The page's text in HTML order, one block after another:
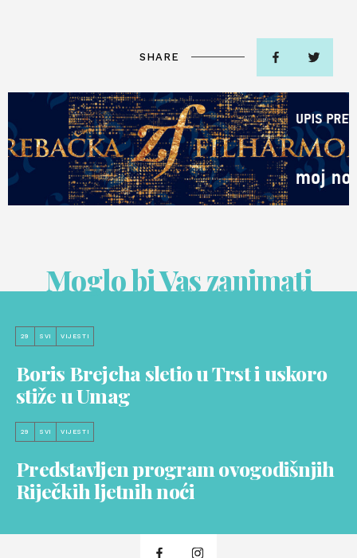
SHARE
Moglo bi Vas zanimati
29 SVI VIJESTI
Boris Brejcha sletio u Trst i uskoro
stiže u Umag
29 SVI VIJESTI
Predstavljen program ovogodišnjih
Riječkih ljetnih noći